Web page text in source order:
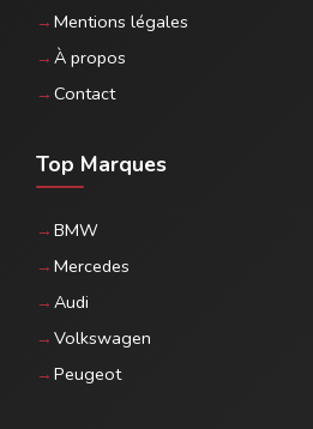
Mentions légales
À propos
Contact
Top Marques
BMW
Mercedes
Audi
Volkswagen
Peugeot